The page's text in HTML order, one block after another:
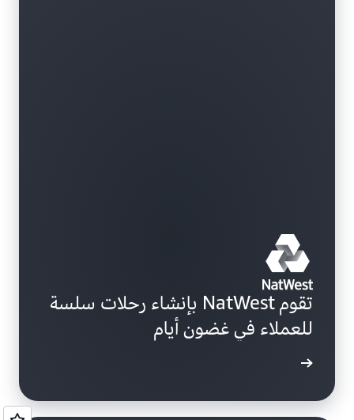
تقوم NatWest بإنشاء رحلات سلسة
للعملاء في غضون أيام